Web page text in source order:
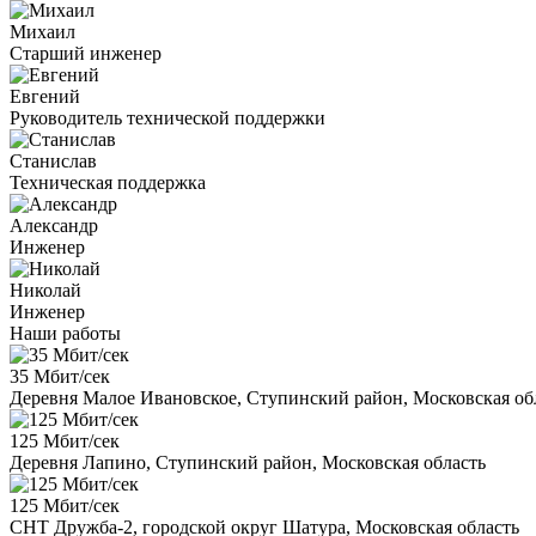
Михаил
Старший инженер
Евгений
Руководитель технической поддержки
Станислав
Техническая поддержка
Александр
Инженер
Николай
Инженер
Наши работы
35 Мбит/сек
Деревня Малое Ивановское, Ступинский район, Московская
125 Мбит/сек
Деревня Лапино, Ступинский район, Московская область
125 Мбит/сек
СНТ Дружба-2, городской округ Шатура, Московская область